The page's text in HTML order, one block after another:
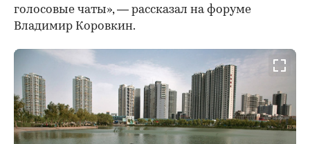
голосовые чаты», — рассказал на форуме
Владимир Коровкин.